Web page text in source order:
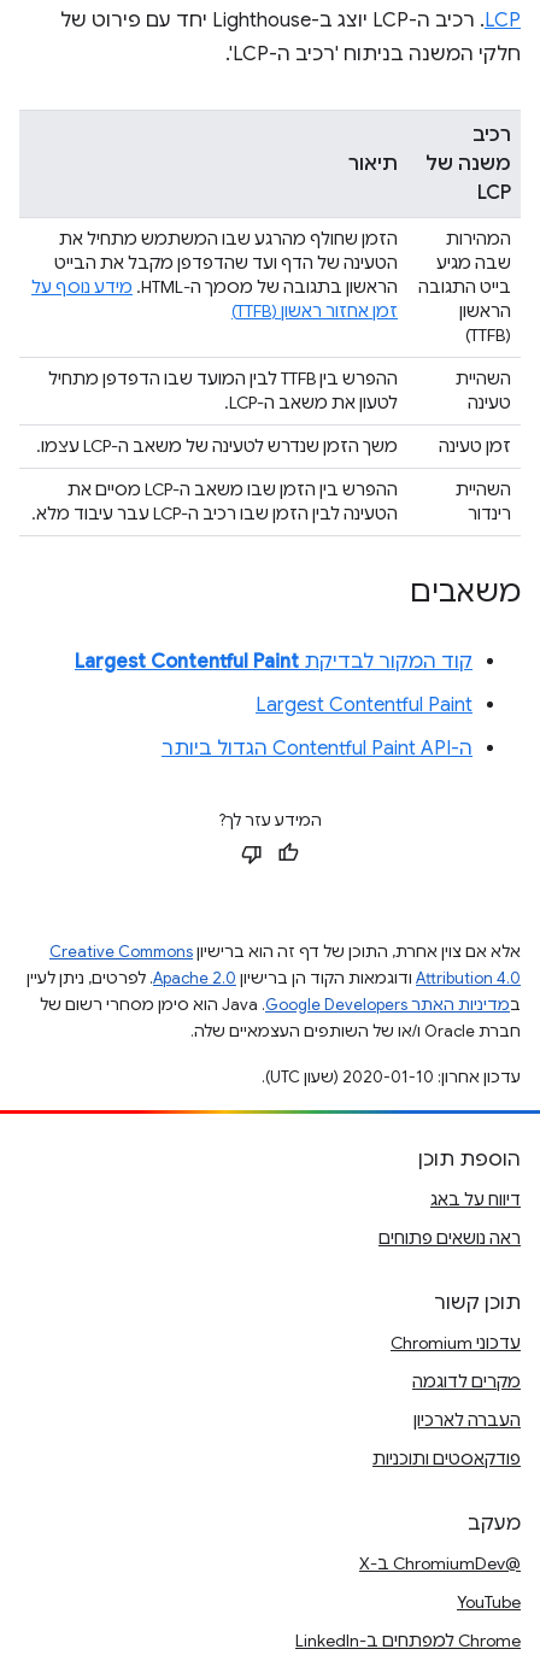
LCP
. רכיב ה-LCP יוצג ב-Lighthouse יחד עם פירוט של
חלקי המשנה בניתוח 'רכיב ה-LCP'.
רכיב
משנה של
LCP
תיאור
המהירות
שבה מגיע
בייט התגובה
הראשון
(TTFB)
הזמן שחולף מהרגע שבו המשתמש מתחיל את
הטעינה של הדף ועד שהדפדפן מקבל את הבייט
הראשון בתגובה של מסמך ה-HTML.
מידע נוסף על
זמן אחזור ראשון (TTFB)
השהיית
טעינה
ההפרש בין TTFB לבין המועד שבו הדפדפן מתחיל
לטעון את משאב ה-LCP.
זמן טעינה
משך הזמן שנדרש לטעינה של משאב ה-LCP עצמו.
השהיית
רינדור
ההפרש בין הזמן שבו משאב ה-LCP מסיים את
הטעינה לבין הזמן שבו רכיב ה-LCP עבר עיבוד מלא.
משאבים
קוד המקור לבדיקת Largest Contentful Paint
Largest Contentful Paint
ה-Contentful Paint API הגדול ביותר
המידע עזר לך?
אלא אם צוין אחרת, התוכן של דף זה הוא ברישיוןCreative Commons
Attribution 4.0 ודוגמאות הקוד הן ברישיון Apache 2.0. לפרטים, ניתן לעיין
במדיניות האתר Google Developers‏
.‏ Java הוא סימן מסחרי רשום של
חברת Oracle ו/או של השותפים העצמאיים שלה.
עדכון אחרון: 2020-01-10 (שעון UTC).
הוספת תוכן
דיווח על באג
ראה נושאים פתוחים
תוכן קשור
עדכוני Chromium
מקרים לדוגמה
העברה לארכיון
פודקאסטים ותוכניות
מעקב
@ChromiumDev ב-X
YouTube
Chrome למפתחים ב-LinkedIn